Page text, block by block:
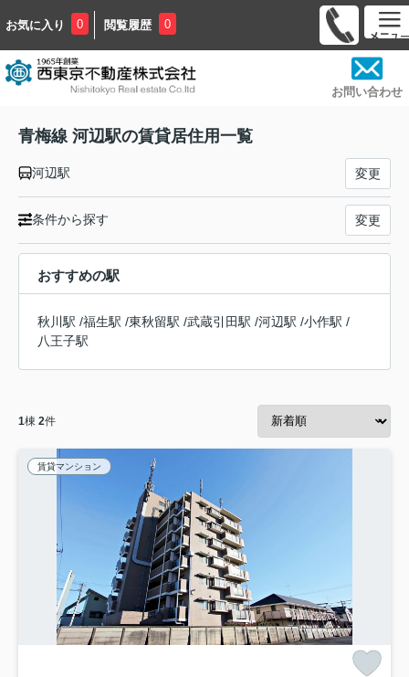
お気に入り 0 閲覧履歴 0
お問い合わせ
青梅線 河辺駅の賃貸居住用一覧
河辺駅 変更
条件から探す 変更
おすすめの駅
秋川駅 /福生駅 /東秋留駅 /武蔵引田駅 /河辺駅 /小作駅 /
八王子駅
1棟 2件
賃貸マンション